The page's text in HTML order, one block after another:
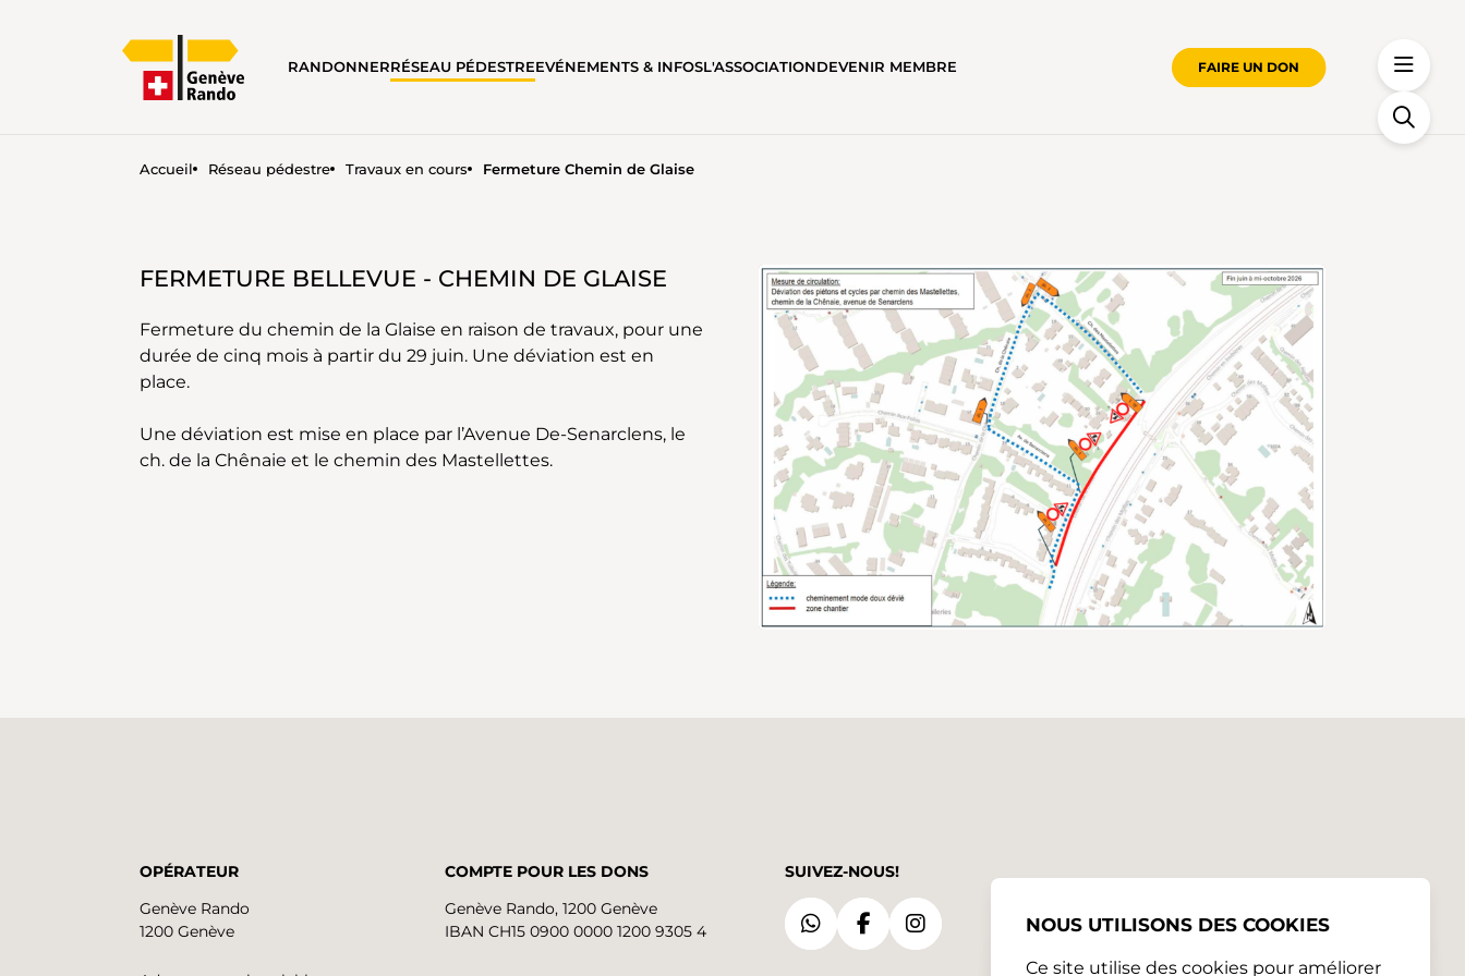
RANDONNERRÉSEAU PÉDESTREEVÉNEMENTS & INFOSL'ASSOCIATIONDEVENIR MEMBRE FAIRE UN DON
Accueil Réseau pédestre Travaux en cours Fermeture Chemin de Glaise
FERMETURE BELLEVUE - CHEMIN DE GLAISE
Fermeture du chemin de la Glaise en raison de travaux, pour une
durée de cinq mois à partir du 29 juin. Une déviation est en
place.
Une déviation est mise en place par l’Avenue De-Senarclens, le
ch. de la Chênaie et le chemin des Mastellettes.
OPÉRATEUR
Genève Rando
1200 Genève
COMPTE POUR LES DONS
Genève Rando, 1200 Genève
IBAN CH15 0900 0000 1200 9305 4
SUIVEZ-NOUS!
NOUS UTILISONS DES COOKIES
Ce site utilise des cookies pour améliorer